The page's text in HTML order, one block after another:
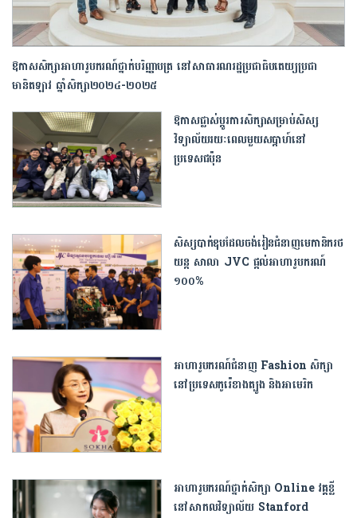
ឱកាសសិក្សាអាហារូបករណ៍ថ្នាក់បរិញ្ញាបត្រ នៅសាធារណរដ្ឋប្រជាធិបតេយ្យប្រជា
មានិតឡាវ ឆ្នាំសិក្សា២០២៤-២០២៥
ឱកាសផ្លាស់ប្តូរការសិក្សាសម្រាប់សិស្ស
វិទ្យាល័យរយៈពេលមួយសប្តាហ៍នៅ
ប្រទេសជប៉ុន
សិស្សបាក់ឌុបដែលចង់រៀនជំនាញមេកានិករថ
យន្ត សាលា JVC ផ្តល់អាហារូបករណ៍
១០០%
អាហារូបករណ៍ជំនាញ Fashion សិក្សា
នៅប្រទេសកូរ៉េខាងត្បូង និងអាមេរិក
អាហារូបករណ៍ថ្នាក់សិក្សា Online វគ្គខ្លី
នៅសាកលវិទ្យាល័យ Stanford